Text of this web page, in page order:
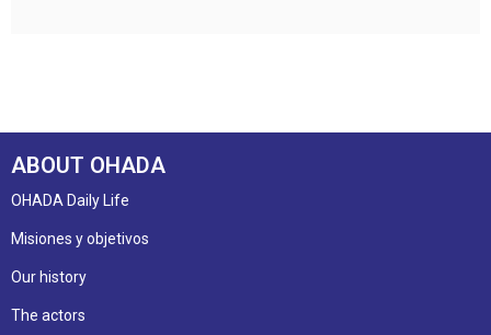
ABOUT OHADA
OHADA Daily Life
Misiones y objetivos
Our history
The actors